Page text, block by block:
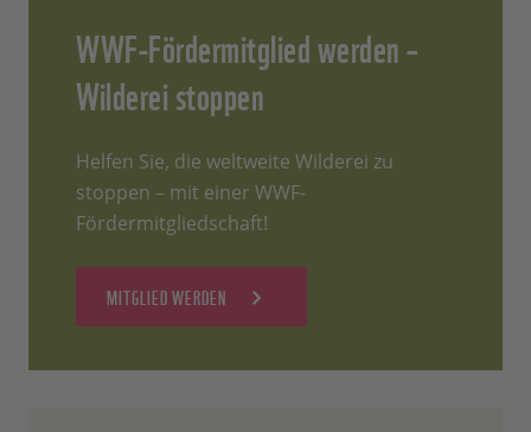
WWF-Fördermitglied werden –
Wilderei stoppen
Helfen Sie, die weltweite Wilderei zu
stoppen – mit einer WWF-
Fördermitgliedschaft!
MITGLIED WERDEN